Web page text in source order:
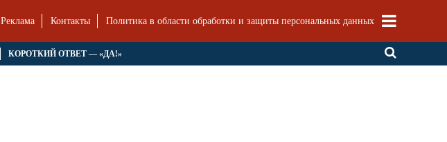
Реклама Контакты Политика в области обработки и защиты персональных данных
КОРОТКИЙ ОТВЕТ — «ДА!»